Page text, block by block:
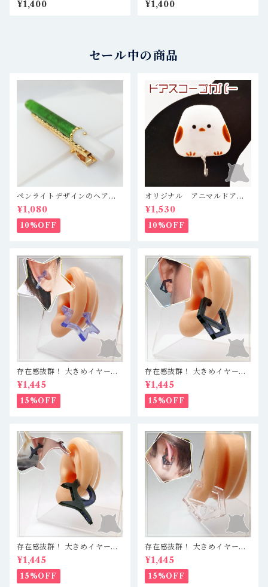
カラー ＊ レジン作家、粘土
¥1,400
粘土作家、ハンドメイド作
¥1,400
セール中の商品
ペンライトデザインのヘアク
リップ キンブレ 緑 推し
活
¥1,080
10%OFF
オリジナル アニマルドアス
コープカバー【シマエナガ】
¥1,530
10%OFF
存在感抜群！ 大きめイヤーカ
フ 軽量レジン製で疲れ知らず
☆ クリアブルー／星
¥1,445
15%OFF
存在感抜群！ 大きめイヤーカ
フ 軽量レジン製で疲れ知らず
☆ クリアブルーブラック／五
角形
¥1,445
15%OFF
存在感抜群！ 大きめイヤーカ
フ 軽量レジン製で疲れ知らず
☆ クリアブルーブラック／シ
ャーク
¥1,445
15%OFF
存在感抜群！ 大きめイヤーカ
フ 軽量レジン製で疲れ知らず
☆ クリア／仕切あり五角形
¥1,445
15%OFF